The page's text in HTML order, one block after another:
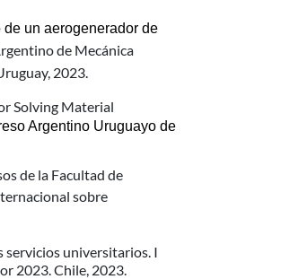
un aerogenerador de
de Mecánica
2023.
Solving Material
Argentino Uruguayo de
de la Facultad de
sobre
servicios universitarios. I
2023. Chile, 2023.